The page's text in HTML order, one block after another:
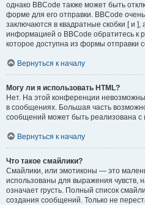
однако BBCode также может быть
форме для его отправки. BBCode
заключаются в квадратные скобки [ и
информацией о BBCode обратитесь к
которое доступна из формы отправки
Вернуться к началу
Могу ли я использовать HTML?
Нет. На этой конференции
в сообщениях. Большая часть
сообщений может быть реализована с
Вернуться к началу
Что такое смайлики?
Смайлики, или эмотиконы — это
использованы для выражения чувств,
означает грусть. Полный список
создания сообщений. Только не